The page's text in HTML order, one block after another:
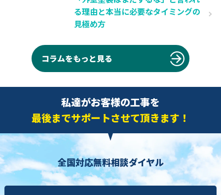
る理由と本当に必要なタイミングの
見極め方
コラムをもっと見る
私達がお客様の工事を
最後までサポートさせて頂きます！
全国対応無料相談ダイヤル